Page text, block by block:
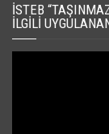
İSTEB
İLGILI